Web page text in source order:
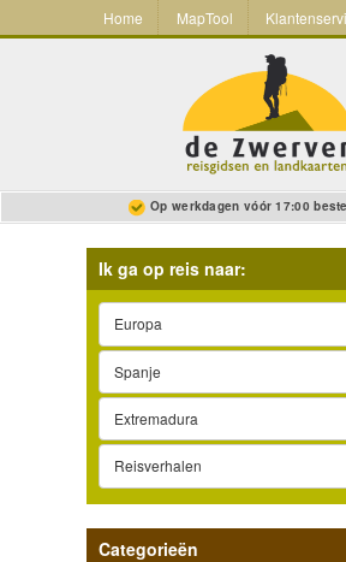
Home MapTool
Op werkdagen vóór 17:00
Ik ga op reis naar:
Europa
Spanje
Extremadura
Reisverhalen
Categorieën